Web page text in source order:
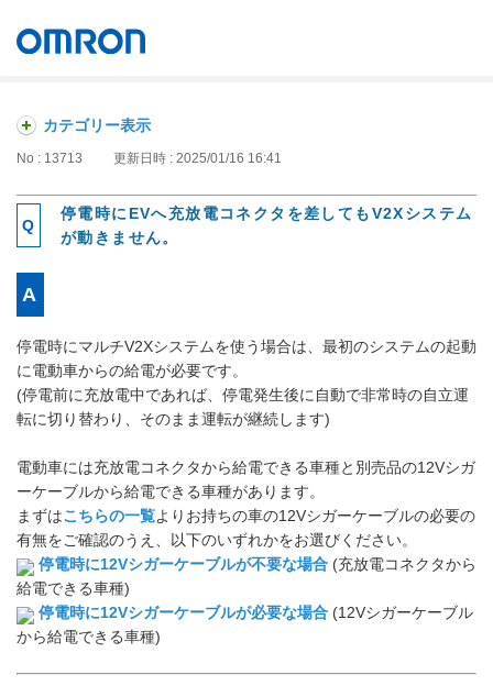
カテゴリー表示
No : 13713 更新日時 : 2025/01/16 16:41
停電時にEVへ充放電コネクタを差してもV2Xシステム
が動きません。
停電時にマルチV2Xシステムを使う場合は、最初のシステムの起動
に電動車からの給電が必要です。
(停電前に充放電中であれば、停電発生後に自動で非常時の自立運
転に切り替わり、そのまま運転が継続します)
電動車には充放電コネクタから給電できる車種と別売品の12Vシガ
ーケーブルから給電できる車種があります。
まずはこちらの一覧よりお持ちの車の12Vシガーケーブルの必要の
有無をご確認のうえ、以下のいずれかをお選びください。
停電時に12Vシガーケーブルが不要な場合 (充放電コネクタから
給電できる車種)
停電時に12Vシガーケーブルが必要な場合 (12Vシガーケーブル
から給電できる車種)